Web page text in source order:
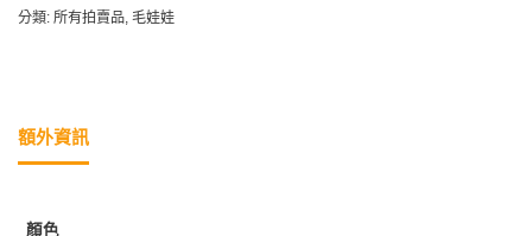
分類: 所有拍賣品 毛娃娃
額外資訊
顏色